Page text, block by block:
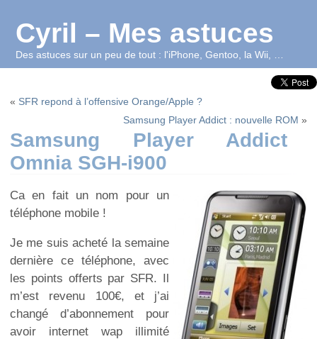
Cyril – Mes astuces
Des astuces sur un peu de tout : l'iPhone, Gentoo, la Wii, …
« SFR repond à l’offensive Orange/Apple ?
Samsung Player Addict : nouvelle ROM »
Samsung Player Addict
Omnia SGH-i900
Ca en fait un nom pour un
téléphone mobile !
Je me suis acheté la semaine
dernière ce téléphone, avec
les points offerts par SFR. Il
m’est revenu 100€, et j’ai
changé d’abonnement pour
avoir internet wap illimité